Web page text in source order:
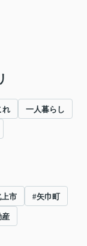
れ 一人暮らし
市 #矢巾町
産